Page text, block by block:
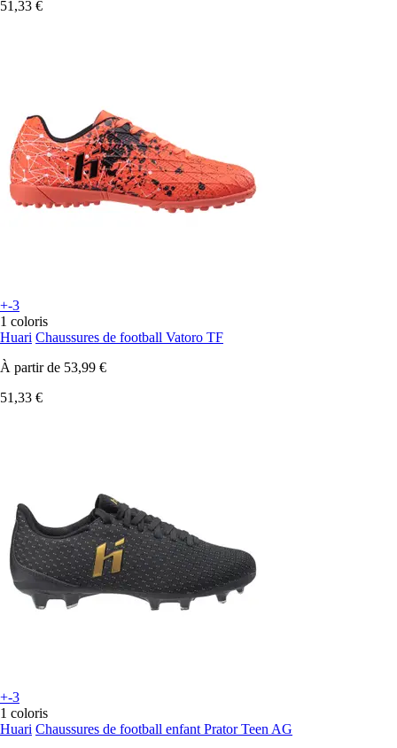
51,33 €
+-3
1 coloris
Huari Chaussures de football Vatoro TF
À partir de 53,99 €
51,33 €
+-3
1 coloris
Huari Chaussures de football enfant Prator Teen AG